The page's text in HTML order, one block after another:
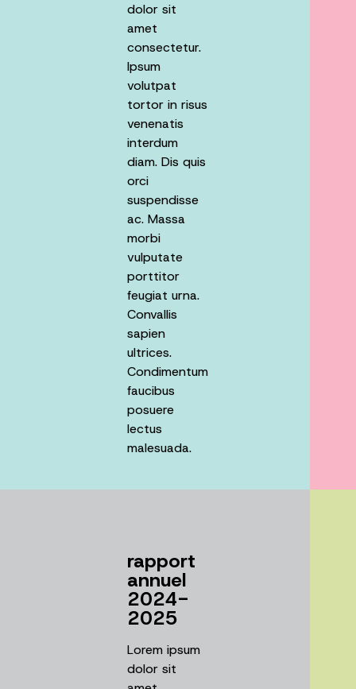
dolor sit
amet
consectetur.
Ipsum
volutpat
tortor in risus
venenatis
interdum
diam. Dis quis
orci
suspendisse
ac. Massa
morbi
vulputate
porttitor
feugiat urna.
Convallis
sapien
ultrices.
Condimentum
faucibus
posuere
lectus
malesuada.
rapport
annuel
2024-
2025
Lorem ipsum
dolor sit